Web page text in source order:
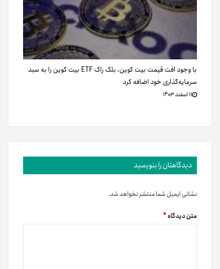
با وجود افت قیمت بیت کوین، بلک راک ETF بیت کوین را به سبد
سرمایه‌گذاری خود اضافه کرد
۱۱ اسفند ۱۴۰۳
دیدگاهتان را بنویسید
نشانی ایمیل شما منتشر نخواهد شد.
متن دیدگاه*